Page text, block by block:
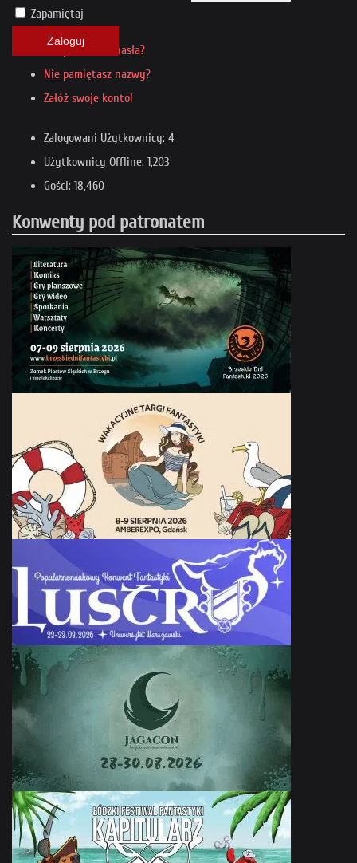
Zapamiętaj
Zaloguj
Nie pamiętasz hasła?
Nie pamiętasz nazwy?
Załóż swoje konto!
Zalogowani Użytkownicy: 4
Użytkownicy Offline: 1,203
Gości: 18,460
Konwenty pod patronatem